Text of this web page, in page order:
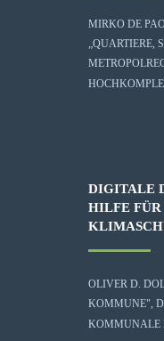
MIRKO DE
„QUARTIERE,
DIGITALE
HILFE
OLIVER D.
KOMMUNE",
KOMMUNALE